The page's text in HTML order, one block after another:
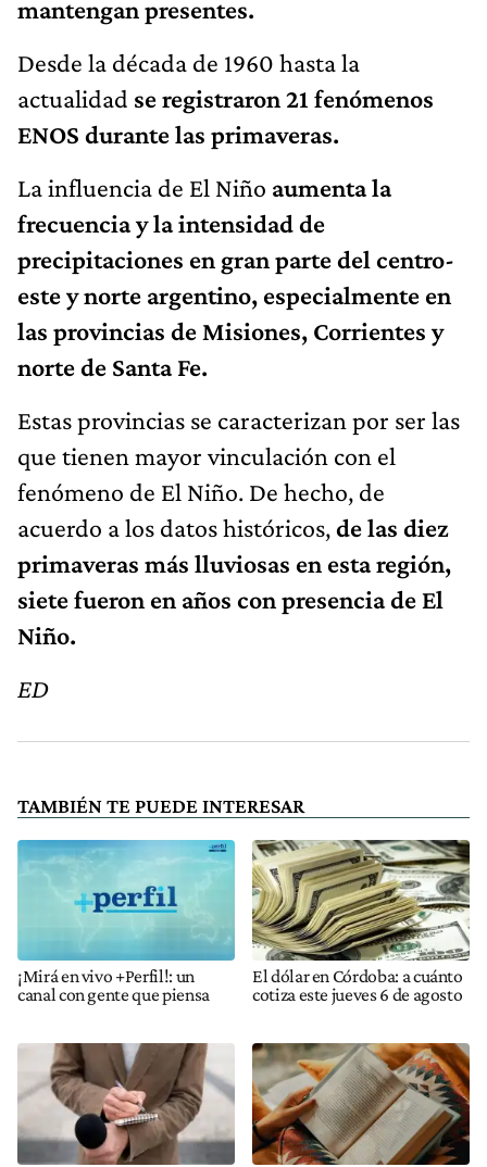
mantengan presentes.
Desde la década de 1960 hasta la
actualidad se registraron 21 fenómenos
ENOS durante las primaveras.
La influencia de El Niño aumenta la
frecuencia y la intensidad de
precipitaciones en gran parte del centro-
este y norte argentino, especialmente en
las provincias de Misiones, Corrientes y
norte de Santa Fe.
Estas provincias se caracterizan por ser las
que tienen mayor vinculación con el
fenómeno de El Niño. De hecho, de
acuerdo a los datos históricos,de las diez
primaveras más lluviosas en esta región,
siete fueron en años con presencia de El
Niño.
ED
TAMBIÉN TE PUEDE INTERESAR
¡Mirá en vivo +Perfil!: un
canal con gente que piensa
El dólar en Córdoba: a cuánto
cotiza este jueves 6 de agosto